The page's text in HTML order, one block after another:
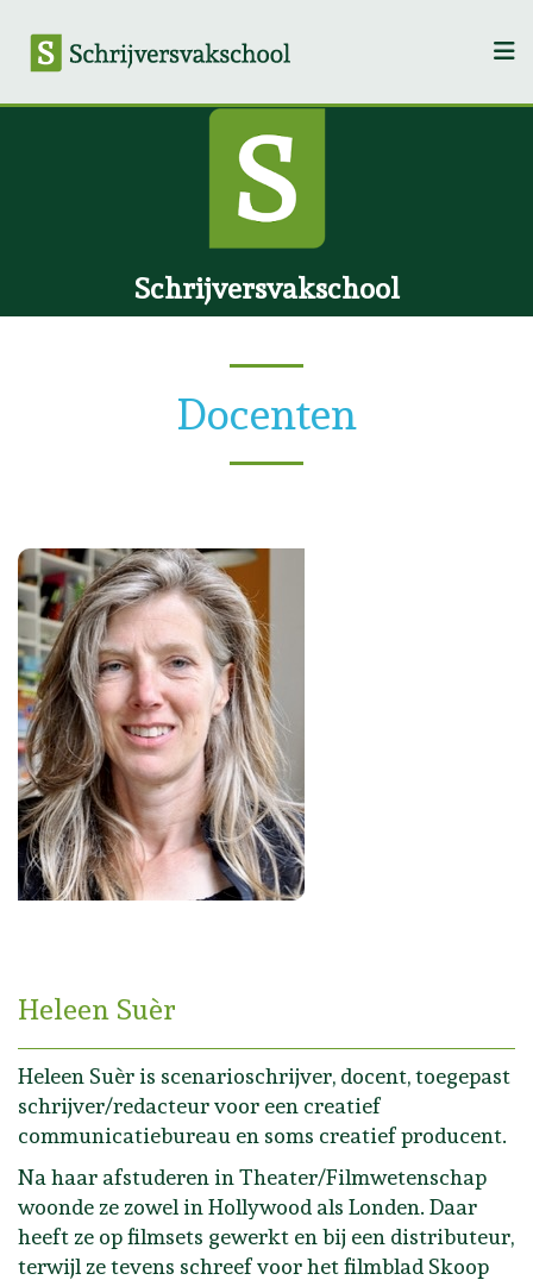
Schrijversvakschool
Docenten
Heleen Suèr
Heleen Suèr is scenarioschrijver, docent, toegepast
schrijver/redacteur voor een creatief
communicatiebureau en soms creatief producent.
Na haar afstuderen in Theater/Filmwetenschap
woonde ze zowel in Hollywood als Londen. Daar
heeft ze op filmsets gewerkt en bij een distributeur,
terwijl ze tevens schreef voor het filmblad Skoop